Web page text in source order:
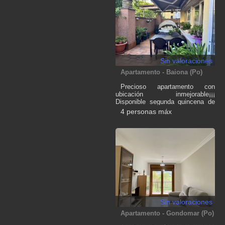
terraza y churrasquera y
aparcamiento. Entorno tranquilo y
bien comunicado con Combarro,
Sanxenxo, Pontevedra, O Grove,
Vigo,... ¡Descubre las Rías
Baixas con comodidad,
naturaleza y cultura¡ ¡Reserva ya
y vive Galicia a tu ritmo¡Sin valoraciones
Apartamento - Baiona (Po)
Precioso apartamento con
ubicación inmejorable¡¡¡
Disponible segunda quincena de
Agosto y Septiembre 2024¡¡¡
4 personas máx
Sin valoraciones
Apartamento - Gondomar (Po)